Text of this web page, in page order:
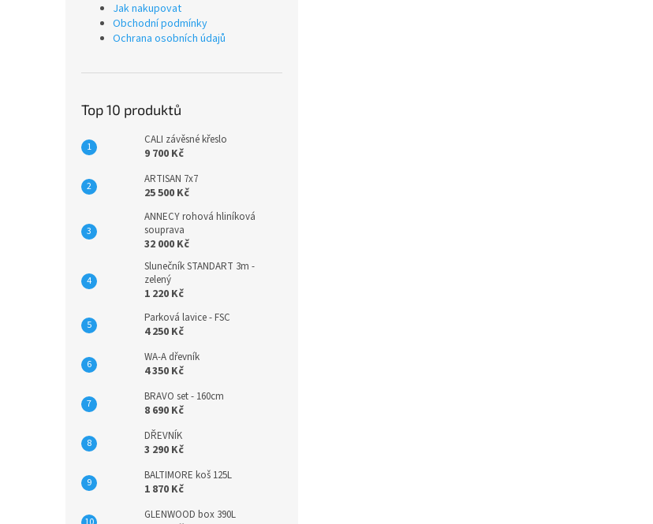
Jak nakupovat
Obchodní podmínky
Ochrana osobních údajů
Top 10 produktů
CALI závěsné křeslo
9 700 Kč
ARTISAN 7x7
25 500 Kč
ANNECY rohová hliníková
souprava
32 000 Kč
Slunečník STANDART 3m -
zelený
1 220 Kč
Parková lavice - FSC
4 250 Kč
WA-A dřevník
4 350 Kč
BRAVO set - 160cm
8 690 Kč
DŘEVNÍK
3 290 Kč
BALTIMORE koš 125L
1 870 Kč
GLENWOOD box 390L